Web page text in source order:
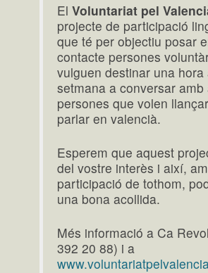
ElVoluntariat pel
projecte de participació
que té per objectiu posar
contacte persones
vulguen destinar una hora
setmana a conversar amb
persones que volen
parlar en valencià.
Esperem que aquest
del vostre interès i així,
participació de tothom,
una bona acollida.
Més informació a Ca
392 20 88) i a